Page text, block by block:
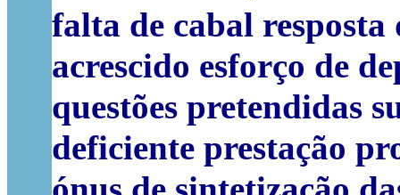
falta de cabal resposta
acrescido esforço de
questões pretendidas
deficiente prestação